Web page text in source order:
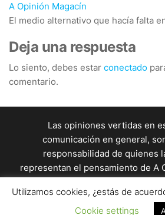
A Opinión Magacín
El medio alternativo que hacía falta
Deja una respuesta
Lo siento, debes estar conectado
comentario.
Las opiniones vertidas en
comunicación en general,
responsabilidad de quienes
representan el pensamiento de A
un equipo de profesionales de la
sitio está almacenado en
Utilizamos cookies, ¿estás de
Cookie settings